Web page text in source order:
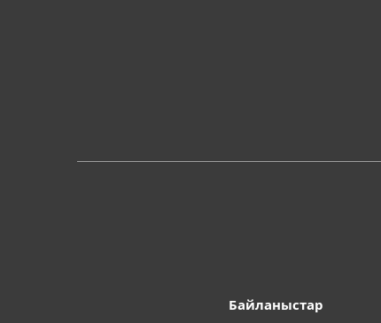
Байланыстар